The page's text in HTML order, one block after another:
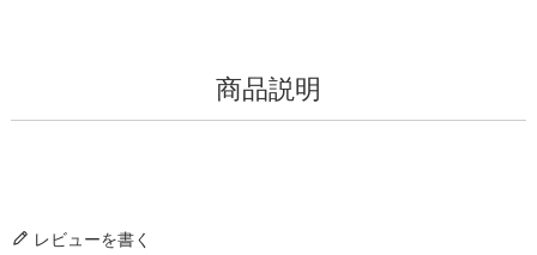
商品説明
レビューを書く